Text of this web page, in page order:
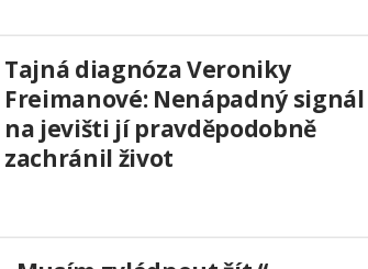
Tajná diagnóza Veroniky
Freimanové: Nenápadný signál
na jevišti jí pravděpodobně
zachránil život